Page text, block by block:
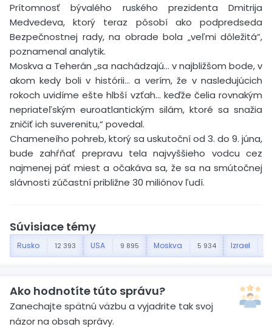
Prítomnosť bývalého ruského prezidenta Dmitrija
Medvedeva, ktorý teraz pôsobí ako podpredseda
Bezpečnostnej rady, na obrade bola „veľmi dôležitá“,
poznamenal analytik.
Moskva a Teherán „sa nachádzajú… v najbližšom bode, v
akom kedy boli v histórii… a verím, že v nasledujúcich
rokoch uvidíme ešte hlbší vzťah… keďže čelia rovnakým
nepriateľským euroatlantickým silám, ktoré sa snažia
zničiť ich suverenitu,“ povedal.
Chameneího pohreb, ktorý sa uskutoční od 3. do 9. júna,
bude zahŕňať prepravu tela najvyššieho vodcu cez
najmenej päť miest a očakáva sa, že sa na smútočnej
slávnosti zúčastní približne 30 miliónov ľudí.
Súvisiace témy
Rusko 12 393 USA 9 895 Moskva 5 934 Izrael
Ako hodnotíte túto správu?
Zanechajte spätnú väzbu a vyjadrite tak svoj
názor na obsah správy.